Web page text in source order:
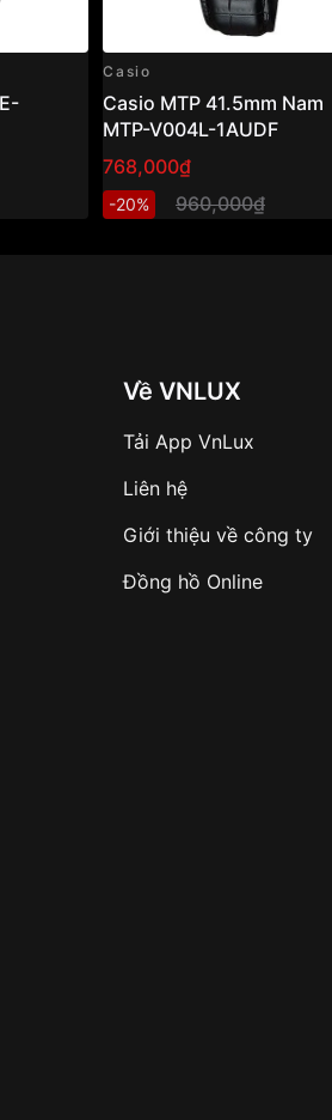
Casio
Casio MTP 41.5mm Nam
MTP-V004L-1AUDF
768,000₫
-20% 960,000₫
Về VNLUX
Tải App VnLux
Liên hệ
Giới thiệu về công ty
Đồng hồ Online